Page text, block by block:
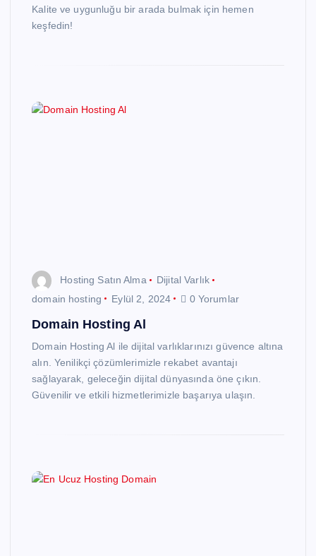
Kalite ve uygunluğu bir arada bulmak için hemen
keşfedin!
Hosting Satın Alma
Dijital Varlık
domain hosting
Eylül 2, 2024 0 Yorumlar
Domain Hosting Al
Domain Hosting Al ile dijital varlıklarınızı güvence altına
alın. Yenilikçi çözümlerimizle rekabet avantajı
sağlayarak, geleceğin dijital dünyasında öne çıkın.
Güvenilir ve etkili hizmetlerimizle başarıya ulaşın.